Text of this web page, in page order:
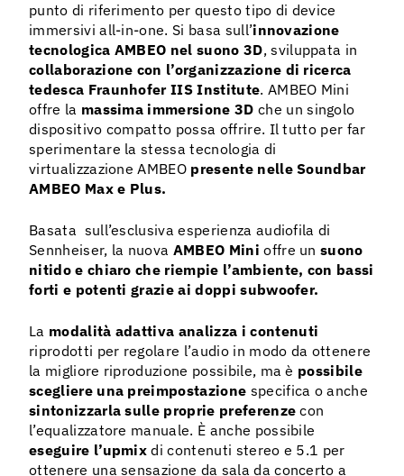
punto di riferimento per questo tipo di device
immersivi all-in-one. Si basa sull’innovazione
tecnologica AMBEO nel suono 3D, sviluppata in
collaborazione con l’organizzazione di ricerca
tedesca Fraunhofer IIS Institute. AMBEO Mini
offre la massima immersione 3D che un singolo
dispositivo compatto possa offrire. Il tutto per far
sperimentare la stessa tecnologia di
virtualizzazione AMBEO presente nelle Soundbar
AMBEO Max e Plus.
Basata sull’esclusiva esperienza audiofila di
Sennheiser, la nuova AMBEO Mini offre unsuono
nitido e chiaro che riempie l’ambiente, con bassi
forti e potenti grazie ai doppi subwoofer.
La modalità adattiva analizza i contenuti
riprodotti per regolare l’audio in modo da ottenere
la migliore riproduzione possibile, ma è possibile
scegliere una preimpostazione specifica o anche
sintonizzarla sulle proprie preferenzecon
l’equalizzatore manuale. È anche possibile
eseguire l’upmix di contenuti stereo e 5.1 per
ottenere una sensazione da sala da concerto a